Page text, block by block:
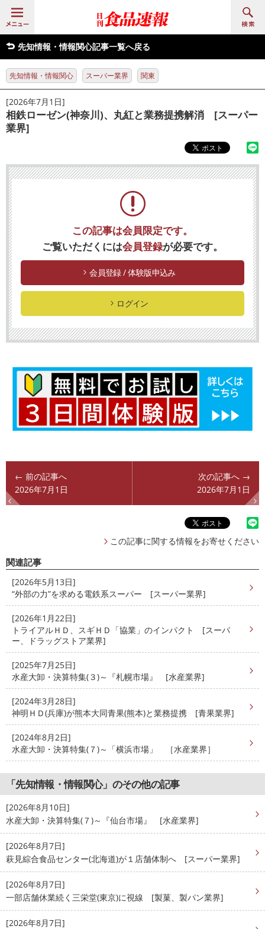
先知情報・情報関心記事一覧へ戻る
先知情報・情報関心 スーパー業界 関東
[2026年7月1日]
相鉄ローゼン(神奈川)、丸紅と業務提携解消 [スーパー
業界]
この記事は会員限定です。
ご覧いただくには会員登録が必要です。
会員登録 / 体験版申込み
ログイン
← 前の記事へ
2026年7月1日
次の記事へ →
2026年7月1日
この記事に関する情報をお寄せください
関連記事
[2026年5月13日]
“外部の力”を求める電鉄系スーパー [スーパー業界]
[2026年1月22日]
トライアルＨＤ、スギＨＤ「協業」のインパクト [スーパ
ー、ドラッグストア業界]
[2025年7月25日]
水産大卸・決算特集(３)～『札幌市場』 [水産業界]
[2024年3月28日]
神明ＨＤ(兵庫)が熊本大同青果(熊本)と業務提携 [青果業界]
[2024年8月2日]
水産大卸・決算特集(７)～「横浜市場」 ［水産業界］
「先知情報・情報関心」のその他の記事
[2026年8月10日]
水産大卸・決算特集(７)～『仙台市場』 [水産業界]
[2026年8月7日]
萩見綜合食品センター(北海道)が１店舗体制へ [スーパー業界]
[2026年8月7日]
一部店舗休業続く三栄堂(東京)に視線 [製菓、製パン業界]
[2026年8月7日]